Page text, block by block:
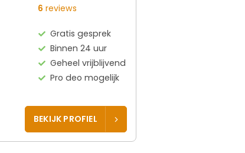
6 reviews
Gratis gesprek
Binnen 24 uur
Geheel vrijblijvend
Pro deo mogelijk
BEKIJK PROFIEL